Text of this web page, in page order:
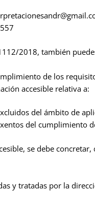
2018, también
de los
accesible relativa a:
del ámbito de
del cumplimiento
se debe
y tratadas por la